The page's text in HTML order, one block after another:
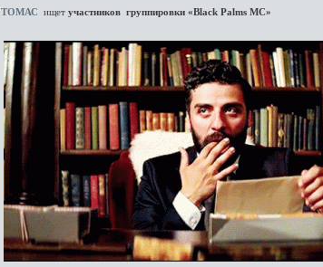
ТОМАС ищет участников группировки «Black Palms MC»